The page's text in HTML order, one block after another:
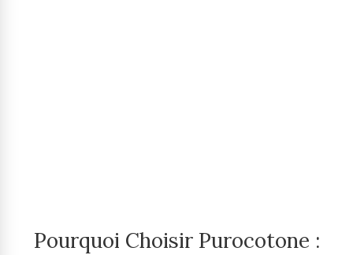
Pourquoi Choisir Purocotone :